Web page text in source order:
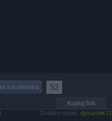
52
Kopiuj link
Dodano przez: djmaniek12